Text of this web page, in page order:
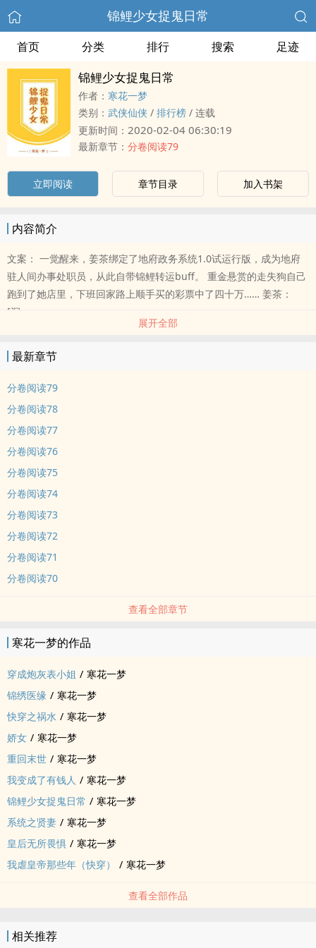
锦鲤少女捉鬼日常
首页 分类 排行 搜索 足迹
锦鲤少女捉鬼日常
作者： 寒花一梦
类别： 武侠仙侠 / 排行榜 / 连载
更新时间： 2020-02-04 06:30:19
最新章节： 分卷阅读79
立即阅读 章节目录 加入书架
内容简介
文案： 一觉醒来，姜茶绑定了地府政务系统1.0试运行版，成为地府
驻人间办事处职员，从此自带锦鲤转运buff。 重金悬赏的走失狗自己
跑到了她店里，下班回家路上顺手买的彩票中了四十万…… 姜茶：
[沉..
展开全部
最新章节
分卷阅读79
分卷阅读78
分卷阅读77
分卷阅读76
分卷阅读75
分卷阅读74
分卷阅读73
分卷阅读72
分卷阅读71
分卷阅读70
查看全部章节
寒花一梦的作品
穿成炮灰表小姐 / 寒花一梦
锦绣医缘 / 寒花一梦
快穿之祸水 / 寒花一梦
娇女 / 寒花一梦
重回末世 / 寒花一梦
我变成了有钱人 / 寒花一梦
锦鲤少女捉鬼日常 / 寒花一梦
系统之贤妻 / 寒花一梦
皇后无所畏惧 / 寒花一梦
我虐皇帝那些年（快穿）
/ 寒花一梦
查看全部作品
相关推荐